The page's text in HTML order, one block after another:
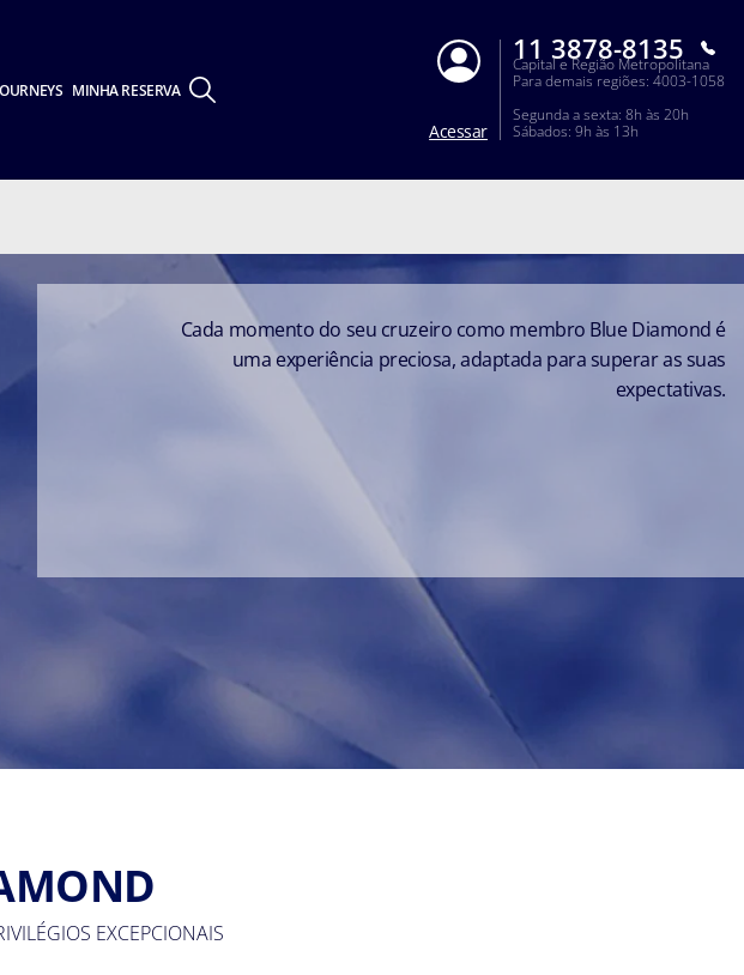
MINHA RESERVA
Acessar
11 3878-8135
Capital e Região Metropolitana
Para demais regiões: 4003-1058
Segunda a sexta: 8h às 20h
Sábados: 9h às 13h
Cada momento do seu cruzeiro como membro Blue Diamond é
uma experiência preciosa, adaptada para superar as suas
expectativas.
EXCEPCIONAIS